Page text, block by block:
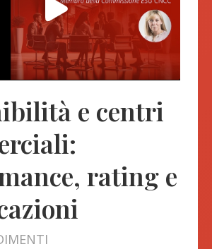
e centri
rating e